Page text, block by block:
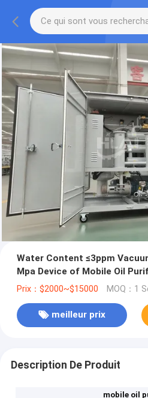
Water Content ≤3ppm
Mpa Device of Mobile Oil
Performance
Prix：$2000~$15000 MOQ：1
meilleur prix
Description De Produit
mobile oil